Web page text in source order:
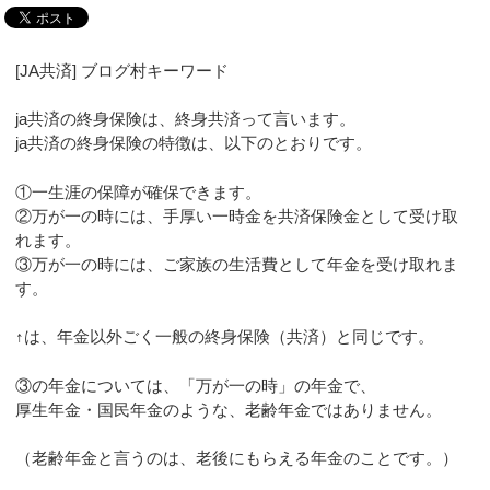
[JA共済] ブログ村キーワード
ja共済の終身保険は、終身共済って言います。
ja共済の終身保険の特徴は、以下のとおりです。
①一生涯の保障が確保できます。
②万が一の時には、手厚い一時金を共済保険金として受け取
れます。
③万が一の時には、ご家族の生活費として年金を受け取れま
す。
↑は、年金以外ごく一般の終身保険（共済）と同じです。
③の年金については、「万が一の時」の年金で、
厚生年金・国民年金のような、老齢年金ではありません。
（老齢年金と言うのは、老後にもらえる年金のことです。）